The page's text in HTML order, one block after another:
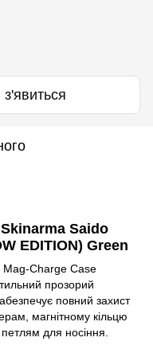
Saido
EDITION) Green
Charge Case
прозорий
повний захист
магнітному кільцю
для носіння.